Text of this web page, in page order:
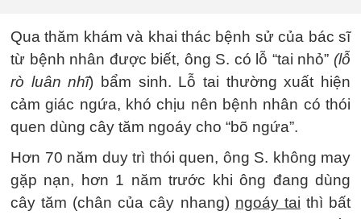
Qua thăm khám và khai thác bệnh sử của bác sĩ
từ bệnh nhân được biết, ông S. có lỗ “tai nhỏ” (lỗ
rò luân nhĩ) bẩm sinh. Lỗ tai thường xuất hiện
cảm giác ngứa, khó chịu nên bệnh nhân có thói
quen dùng cây tăm ngoáy cho “bõ ngứa”.
Hơn 70 năm duy trì thói quen, ông S. không may
gặp nạn, hơn 1 năm trước khi ông đang dùng
cây tăm (chân của cây nhang) ngoáy tai thì bất